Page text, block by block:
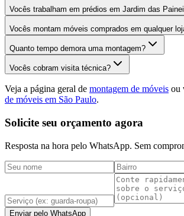
Vocês trabalham em prédios em Jardim das
Vocês montam móveis comprados em qualquer
Quanto tempo demora uma montagem?
Vocês cobram visita técnica?
Veja a página geral de montagem de móveis ou
de móveis em São Paulo.
Solicite seu orçamento agora
Resposta na hora pelo WhatsApp. Sem
Enviar pelo WhatsApp